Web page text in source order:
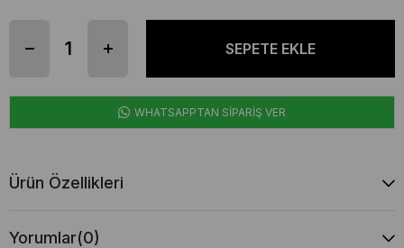
WHATSAPPTAN SİPARİŞ VER
Ürün Özellikleri
Yorumlar(0)